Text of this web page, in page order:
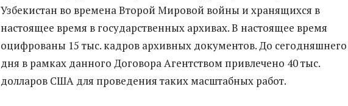
Узбекистан во времена Второй Мировой войны и хранящихся в
настоящее время в государственных архивах. В настоящее время
оцифрованы 15 тыс. кадров архивных документов. До сегодняшнего
дня в рамках данного Договора Агентством привлечено 40 тыс.
долларов США для проведения таких масштабных работ.